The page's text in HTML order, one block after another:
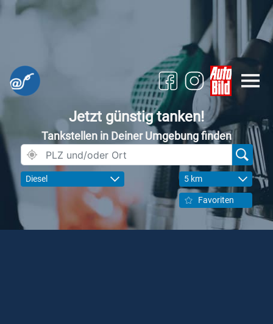
Jetzt günstig tanken!
Tankstellen in Deiner Umgebung finden
Diesel 5 km
Favoriten